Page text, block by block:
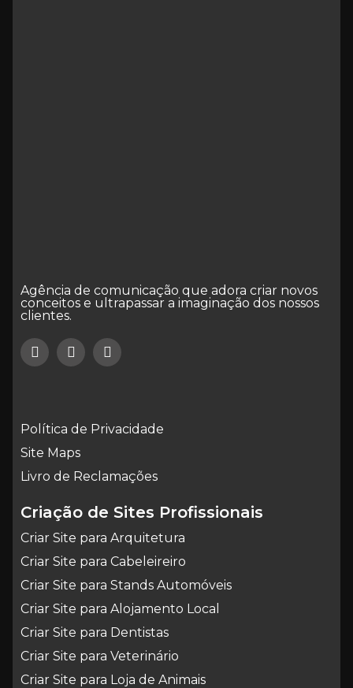
Agência de comunicação que adora criar novos
conceitos e ultrapassar a imaginação dos nossos
clientes.
Política de Privacidade
Site Maps
Livro de Reclamações
Criação de Sites Profissionais
Criar Site para Arquitetura
Criar Site para Cabeleireiro
Criar Site para Stands Automóveis
Criar Site para Alojamento Local
Criar Site para Dentistas
Criar Site para Veterinário
Criar Site para Loja de Animais